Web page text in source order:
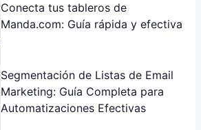
Conecta tus tableros de
Manda.com: Guía rápida y efectiva
Segmentación de Listas de Email
Marketing: Guía Completa para
Automatizaciones Efectivas